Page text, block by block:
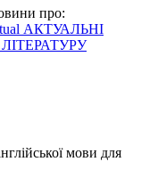
про:
АКТУАЛЬНІ
мови для